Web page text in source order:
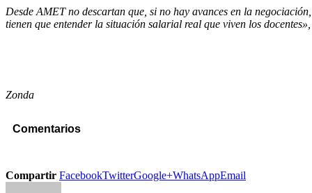
Desde AMET no descartan que, si no hay avances en la
tienen que entender la situación salarial real que viven los
Zonda
Comentarios
Compartir FacebookTwitterGoogle+WhatsAppEmail